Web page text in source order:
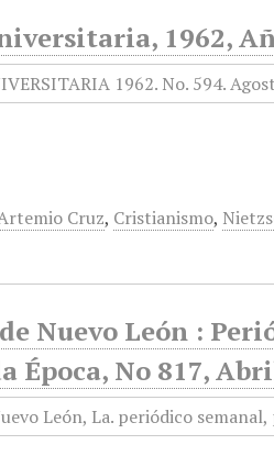
1962,
Cruz, Cristianismo,
Nuevo León :
Época, No 817,